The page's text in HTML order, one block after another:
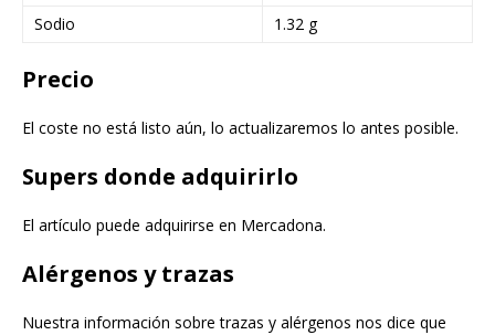
Sodio
1.32 g
Precio
El coste no está listo aún, lo actualizaremos lo antes posible.
Supers donde adquirirlo
El artículo puede adquirirse en Mercadona.
Alérgenos y trazas
Nuestra información sobre trazas y alérgenos nos dice que